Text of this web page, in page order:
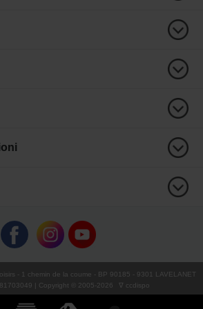
- 1 chemin de la coume - BP 90185 - 9301 LAVELANET
| Copyright © 2005-2026 ∇ ccdispo